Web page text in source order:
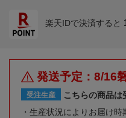
楽天IDで決済すると
発送予定：8/16
受注生産
こちらの商品は
生産状況によりお届け時